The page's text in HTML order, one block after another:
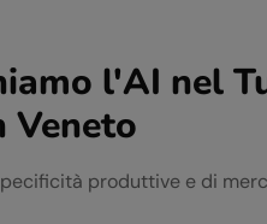
l'AI nel
Veneto
produttive e di